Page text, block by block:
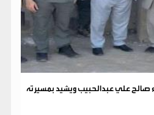
صالح علي عبدالحبيب ويشيد بمسيرته